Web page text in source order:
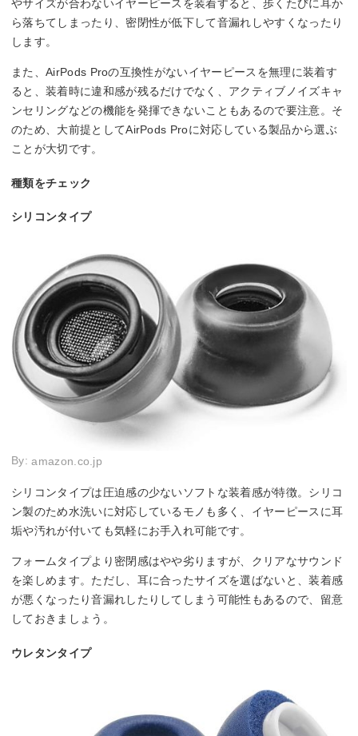
やサイズが合わないイヤーピースを装着すると、歩くたびに耳か
ら落ちてしまったり、密閉性が低下して音漏れしやすくなったり
します。
また、AirPods Proの互換性がないイヤーピースを無理に装着す
ると、装着時に違和感が残るだけでなく、アクティブノイズキャ
ンセリングなどの機能を発揮できないこともあるので要注意。そ
のため、大前提としてAirPods Proに対応している製品から選ぶ
ことが大切です。
種類をチェック
シリコンタイプ
By:amazon.co.jp
シリコンタイプは圧迫感の少ないソフトな装着感が特徴。シリコ
ン製のため水洗いに対応しているモノも多く、イヤーピースに耳
垢や汚れが付いても気軽にお手入れ可能です。
フォームタイプより密閉感はやや劣りますが、クリアなサウンド
を楽しめます。ただし、耳に合ったサイズを選ばないと、装着感
が悪くなったり音漏れしたりしてしまう可能性もあるので、留意
しておきましょう。
ウレタンタイプ